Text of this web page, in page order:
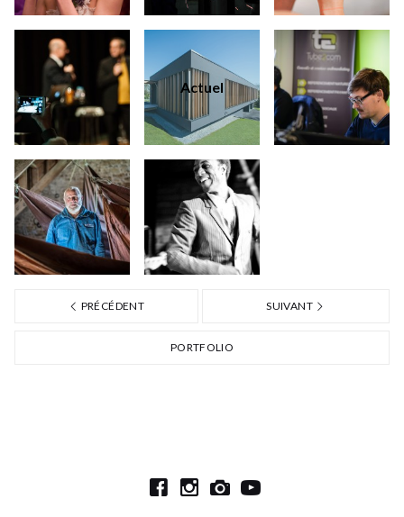
Actuel
PRÉCÉDENT SUIVANT
PORTFOLIO